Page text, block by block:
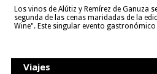
Los vinos de Alútiz y Remírez de Ganuza
segunda de las cenas maridadas de la
Wine". Este singular evento gastronómico
Viajes